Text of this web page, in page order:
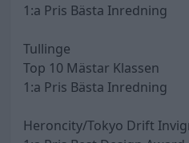
1:a Pris Bästa Inredning
Tullinge
Top 10 Mästar Klassen
1:a Pris Bästa Inredning
Heroncity/Tokyo Drift